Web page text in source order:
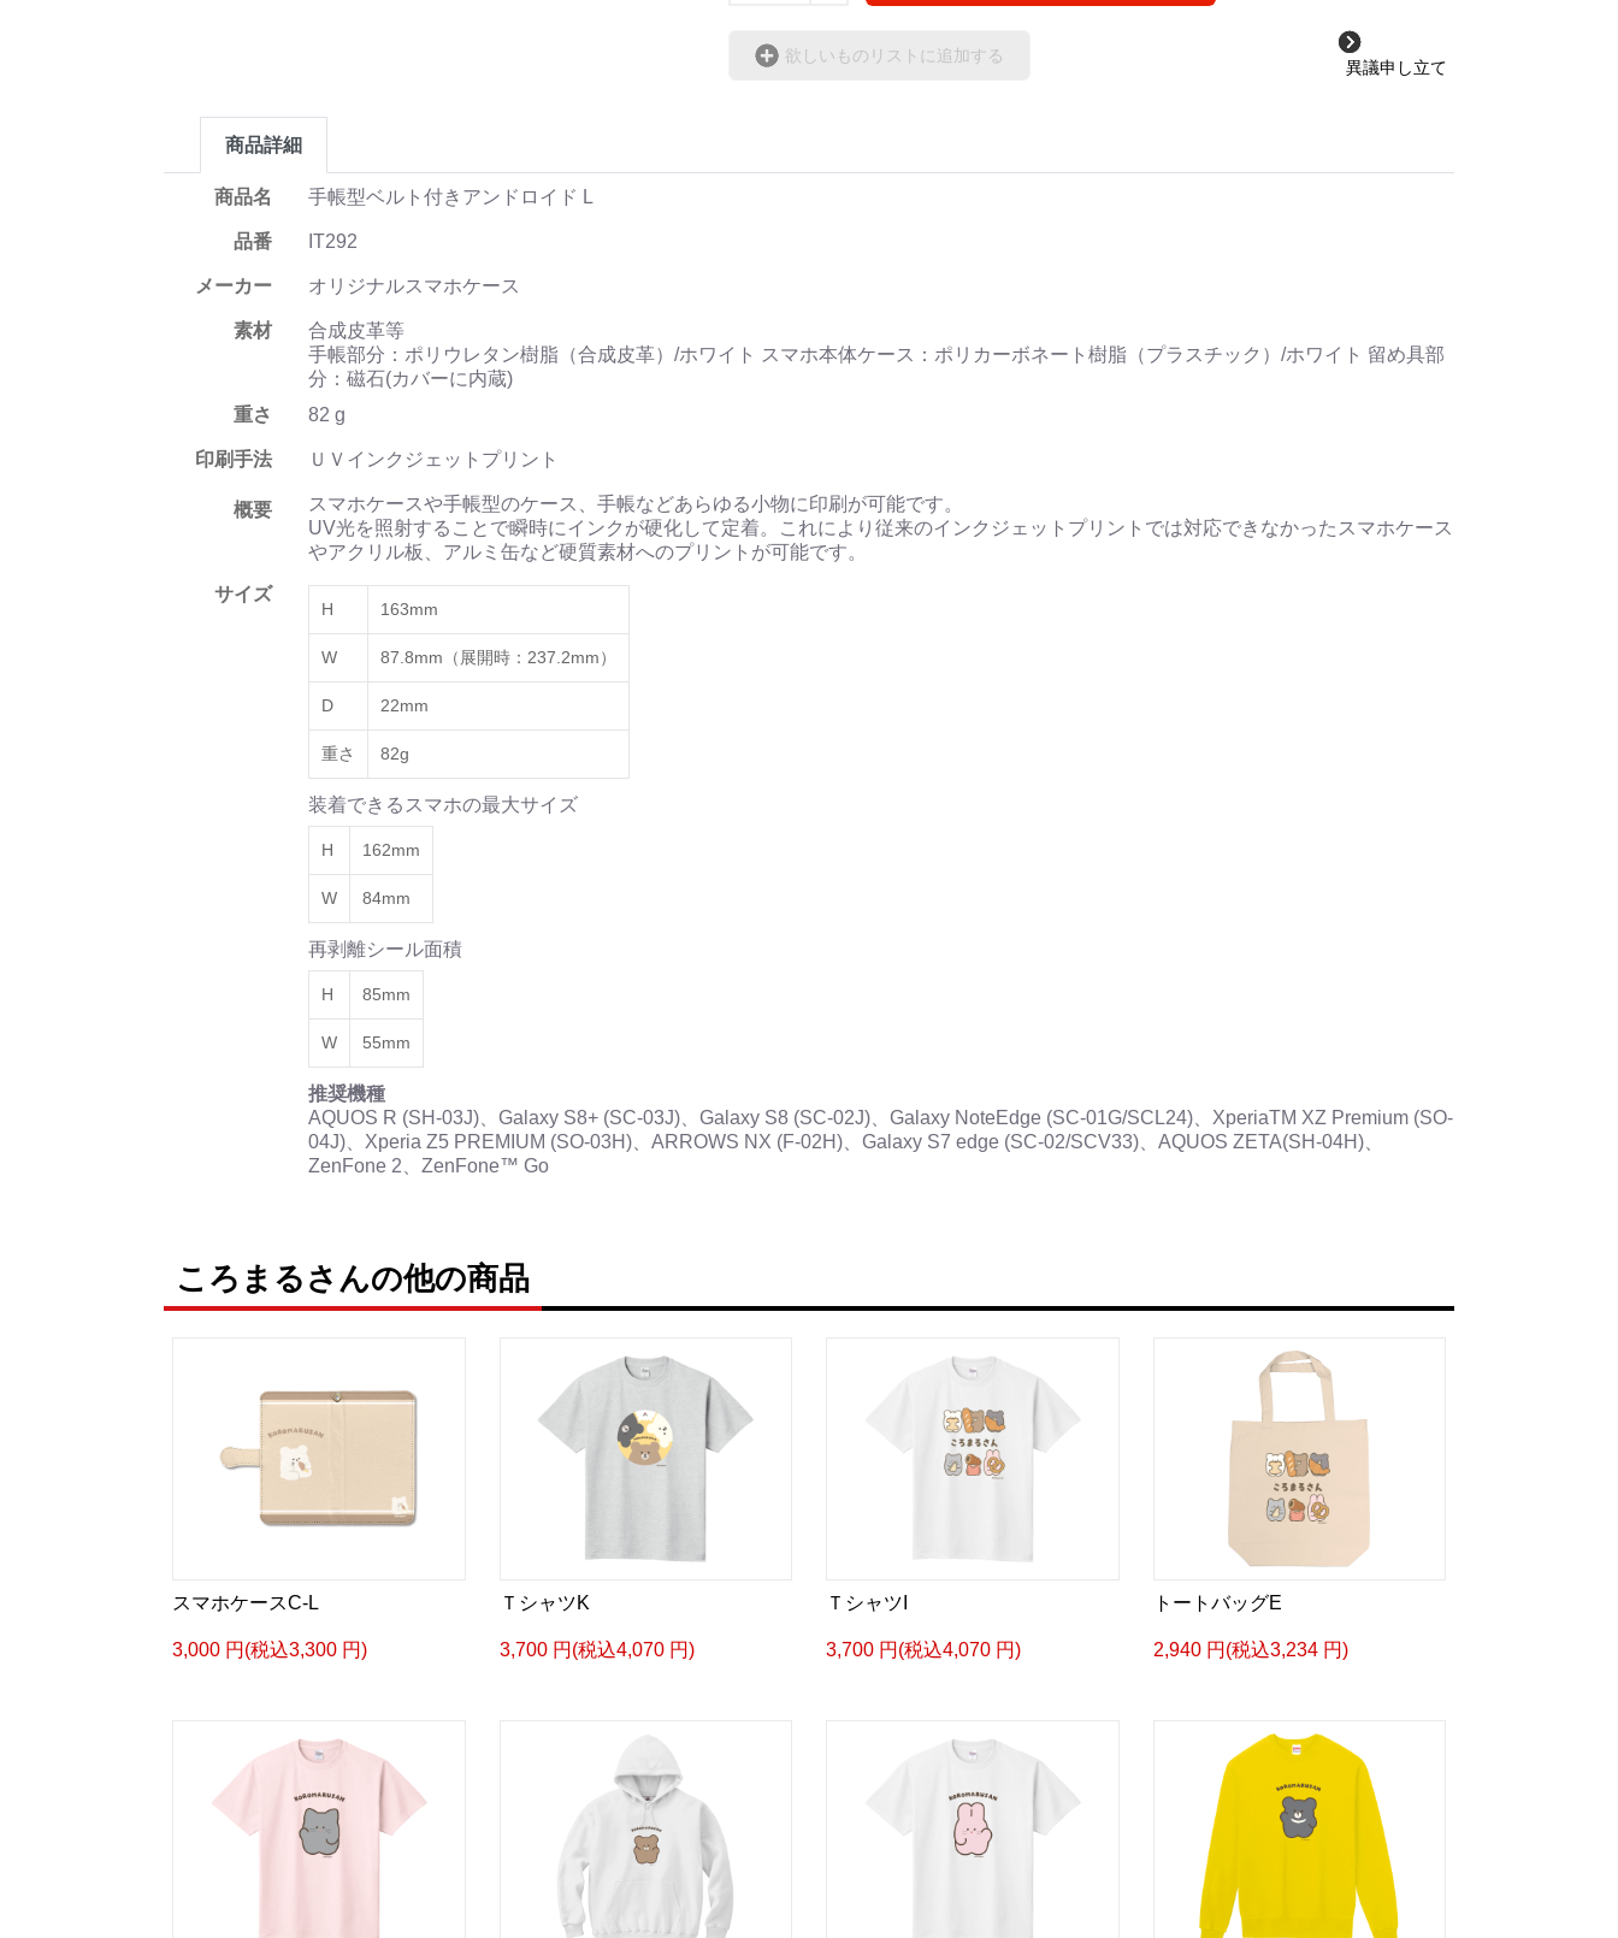
欲しいものリストに追加する
異議申し立て
商品詳細
商品名 手帳型ベルト付きアンドロイド L
品番 IT292
メーカー オリジナルスマホケース
素材
合成皮革等
手帳部分：ポリウレタン樹脂（合成皮革）/ホワイト スマホ本体ケース：ポリカーボネート樹脂（プラスチック）/ホワイト 留め具部
分：磁石(カバーに内蔵)
重さ
82 g
印刷手法 ＵＶインクジェットプリント
概要
スマホケースや手帳型のケース、手帳などあらゆる小物に印刷が可能です。
UV光を照射することで瞬時にインクが硬化して定着。これにより従来のインクジェットプリントでは対応できなかったスマホケース
やアクリル板、アルミ缶など硬質素材へのプリントが可能です。
サイズ
H 163mm
W 87.8mm（展開時：237.2mm）
D 22mm
重さ 82g
装着できるスマホの最大サイズ
H 162mm
W 84mm
再剥離シール面積
H 85mm
W 55mm
推奨機種
AQUOS R (SH-03J)、Galaxy S8+ (SC-03J)、Galaxy S8 (SC-02J)、Galaxy NoteEdge (SC-01G/SCL24)、XperiaTM XZ Premium (SO-
04J)、Xperia Z5 PREMIUM (SO-03H)、ARROWS NX (F-02H)、Galaxy S7 edge (SC-02/SCV33)、AQUOS ZETA(SH-04H)、
ZenFone 2、ZenFone™ Go
ころまるさんの他の商品
スマホケースC-L
3,000 円(税込3,300 円)
ＴシャツK
3,700 円(税込4,070 円)
ＴシャツI
3,700 円(税込4,070 円)
トートバッグE
2,940 円(税込3,234 円)